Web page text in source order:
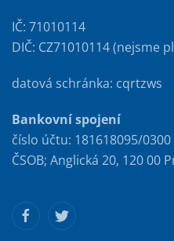
IČ: 71010114
DIČ: CZ71010114 (nejsme
datová schránka: cqrtzws
Bankovní spojení
číslo účtu: 181618095/0300
ČSOB; Anglická 20, 120 00